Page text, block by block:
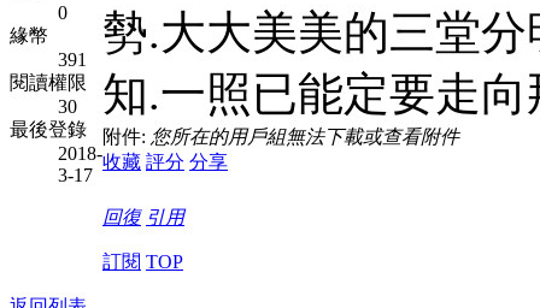
0
緣幣
391
閱讀權限
30
最後登錄
2018-
3-17
勢.大大美美的三堂
知.一照已能定要走
附件: 您所在的用戶組無法下載或查看附件
收藏 評分 分享
回復 引用
訂閱 TOP